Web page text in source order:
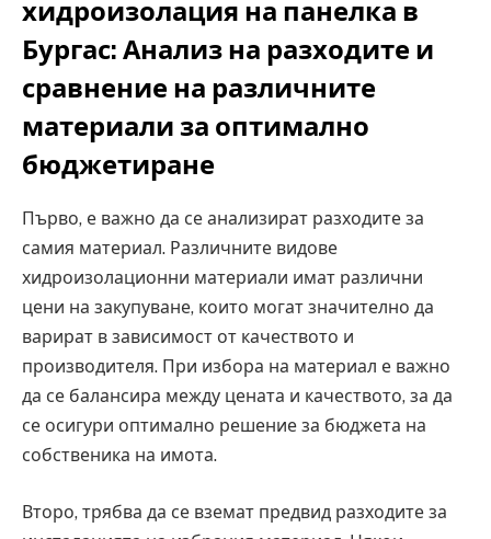
хидроизолация на панелка в
Бургас: Анализ на разходите и
сравнение на различните
материали за оптимално
бюджетиране
Първо, е важно да се анализират разходите за
самия материал. Различните видове
хидроизолационни материали имат различни
цени на закупуване, които могат значително да
варират в зависимост от качеството и
производителя. При избора на материал е важно
да се балансира между цената и качеството, за да
се осигури оптимално решение за бюджета на
собственика на имота.
Второ, трябва да се вземат предвид разходите за